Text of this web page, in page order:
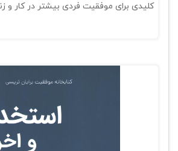
کلیدی برای موفقیت فردی بیشتر در کار و